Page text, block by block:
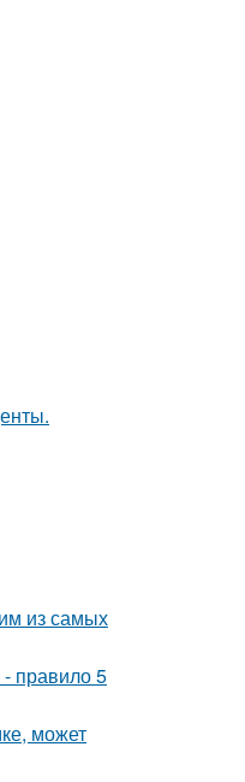
из самых
правило 5
может